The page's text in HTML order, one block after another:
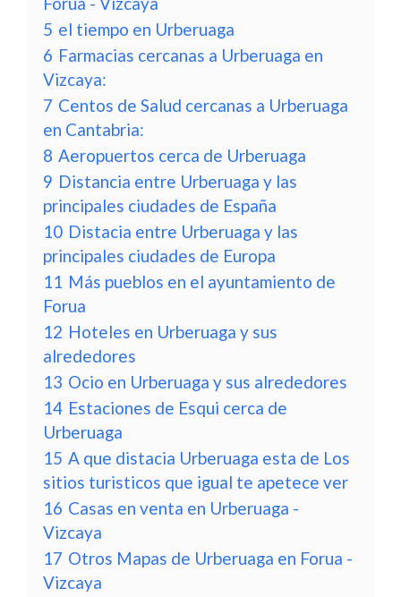
5 el tiempo en Urberuaga
6 Farmacias cercanas a Urberuaga en
Vizcaya:
7 Centos de Salud cercanas a Urberuaga
en Cantabria:
8 Aeropuertos cerca de Urberuaga
9 Distancia entre Urberuaga y las
principales ciudades de España
10 Distacia entre Urberuaga y las
principales ciudades de Europa
11 Más pueblos en el ayuntamiento de
Forua
12 Hoteles en Urberuaga y sus
alrededores
13 Ocio en Urberuaga y sus alrededores
14 Estaciones de Esqui cerca de
Urberuaga
15 A que distacia Urberuaga esta de Los
sitios turisticos que igual te apetece ver
16 Casas en venta en Urberuaga -
Vizcaya
17 Otros Mapas de Urberuaga en Forua -
Vizcaya